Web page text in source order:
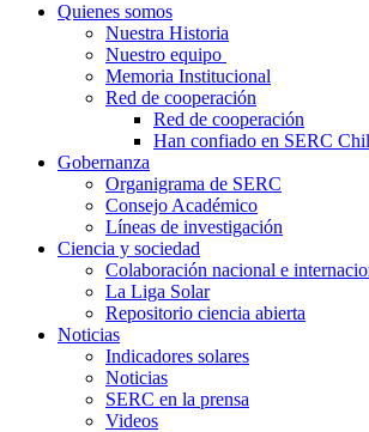
Quienes somos
Nuestra Historia
Nuestro equipo
Memoria Institucional
Red de cooperación
Red de cooperación
Han confiado en SERC
Gobernanza
Organigrama de SERC
Consejo Académico
Líneas de investigación
Ciencia y sociedad
Colaboración nacional e
La Liga Solar
Repositorio ciencia abierta
Noticias
Indicadores solares
Noticias
SERC en la prensa
Videos